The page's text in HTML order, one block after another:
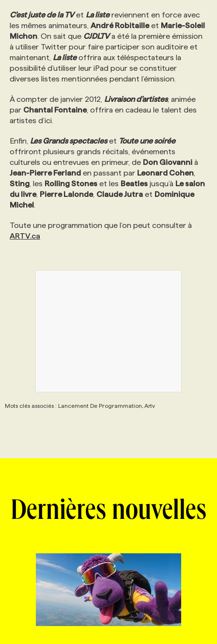
C’est juste de la TVet La listereviennent en force avec
les mêmes animateurs, André Robitailleet Marie-Soleil
Michon . On sait que CJDLTVa été la première émission
à utiliser Twitter pour faire participer son auditoire et
maintenant, La listeoffrira aux téléspectateurs la
possibilité d’utiliser leur iPad pour se constituer
diverses listes mentionnées pendant l’émission.
À compter de janvier 2012, Livraison d’artistes, animée
par Chantal Fontaine, offrira en cadeau le talent des
artistes d’ici.
Enfin, Les Grands spectacleset Toute une soirée
offriront plusieurs grands récitals, événements
culturels ou entrevues en primeur, de Don Giovanni à
Jean-Pierre Ferland en passant par Leonard Cohen
Sting , les Rolling Stones et les Beatles jusqu’à Le salon
du livre, Pierre Lalonde, Claude Jutra et Dominique
Michel
Toute une programmation que l’on peut consulter à
ARTV.ca
Mots clés associés : Lancement De Programmation, Artv
Dernières nouvelles